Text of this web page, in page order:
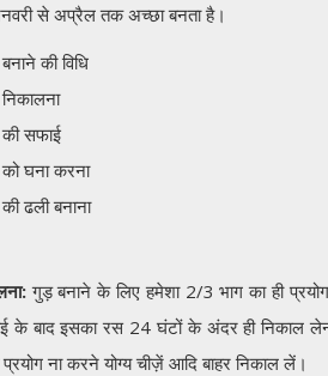
से अप्रैल तक अच्छा बनता है।
की विधि
सफाई
घना करना
ढली बनाना
गुड़ बनाने के लिए हमेशा 2/3 भाग का ही
के बाद इसका रस 24 घंटों के अंदर ही निकाल
ना करने योग्य चीज़ें आदि बाहर निकाल लें।